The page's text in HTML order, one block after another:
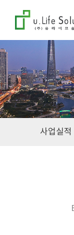
사업실적